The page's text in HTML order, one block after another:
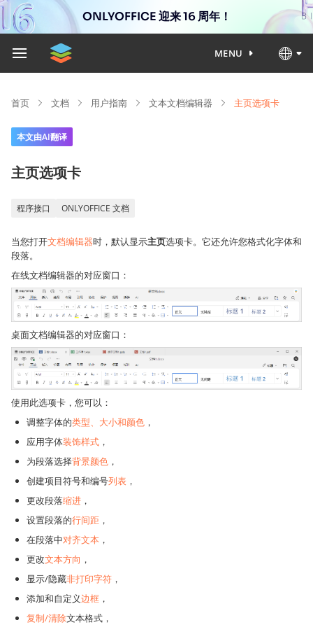
ONLYOFFICE 迎来 16 周年！
MENU
首页 文档 用户指南 文本文档编辑器 主页选项卡
本文由AI翻译
主页选项卡
程序接口 ONLYOFFICE 文档
当您打开文档编辑器时，默认显示主页选项卡。它还允许您格式化字体和
段落。
在线文档编辑器的对应窗口：
桌面文档编辑器的对应窗口：
使用此选项卡，您可以：
调整字体的类型、大小和颜色 ，
应用字体装饰样式 ，
为段落选择背景颜色 ，
创建项目符号和编号列表 ，
更改段落缩进 ，
设置段落的行间距 ，
在段落中对齐文本 ，
更改文本方向 ，
显示/隐藏非打印字符 ，
添加和自定义边框 ，
复制/清除文本格式，